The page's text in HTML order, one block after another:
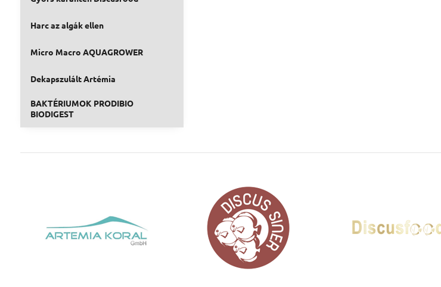
Harc az algák ellen
Micro Macro AQUAGROWER
Dekapszulált Artémia
BAKTÉRIUMOK PRODIBIO
BIODIGEST